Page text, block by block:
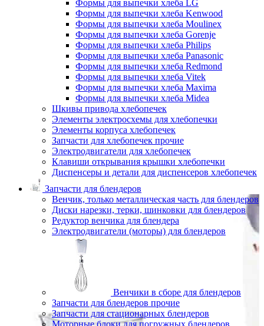
Формы для выпечки хлеба LG
Формы для выпечки хлеба Kenwood
Формы для выпечки хлеба Moulinex
Формы для выпечки хлеба Gorenje
Формы для выпечки хлеба Philips
Формы для выпечки хлеба Panasonic
Формы для выпечки хлеба Redmond
Формы для выпечки хлеба Vitek
Формы для выпечки хлеба Maxima
Формы для выпечки хлеба Midea
Шкивы привода хлебопечек
Элементы электросхемы для хлебопечки
Элементы корпуса хлебопечек
Запчасти для хлебопечек прочие
Электродвигатели для хлебопечек
Клавиши открывания крышки хлебопечки
Диспенсеры и детали для диспенсеров хлебопечек
Запчасти для блендеров
Венчик, только металлическая часть для блендеров
Диски нарезки, терки, шинковки для блендеров
Редуктор венчика для блендера
Электродвигатели (моторы) для блендеров
Венчики в сборе для блендеров
Запчасти для блендеров прочие
Запчасти для стационарных блендеров
Моторные блоки для погружных блендеров